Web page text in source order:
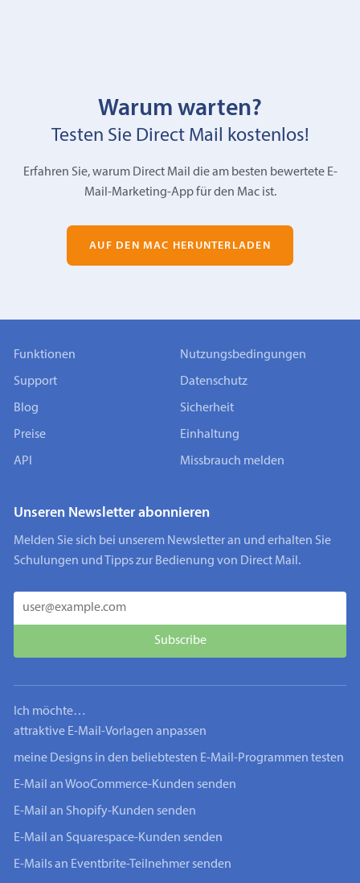
Warum warten?
Testen Sie Direct Mail kostenlos!
Erfahren Sie, warum Direct Mail die am besten bewertete E-
Mail-Marketing-App für den Mac ist.
AUF DEN MAC HERUNTERLADEN
Funktionen
Support
Blog
Preise
API
Nutzungsbedingungen
Datenschutz
Sicherheit
Einhaltung
Missbrauch melden
Unseren Newsletter abonnieren
Melden Sie sich bei unserem Newsletter an und erhalten Sie
Schulungen und Tipps zur Bedienung von Direct Mail.
Ich möchte…
attraktive E-Mail-Vorlagen anpassen
meine Designs in den beliebtesten E-Mail-Programmen testen
E-Mail an WooCommerce-Kunden senden
E-Mail an Shopify-Kunden senden
E-Mail an Squarespace-Kunden senden
E-Mails an Eventbrite-Teilnehmer senden